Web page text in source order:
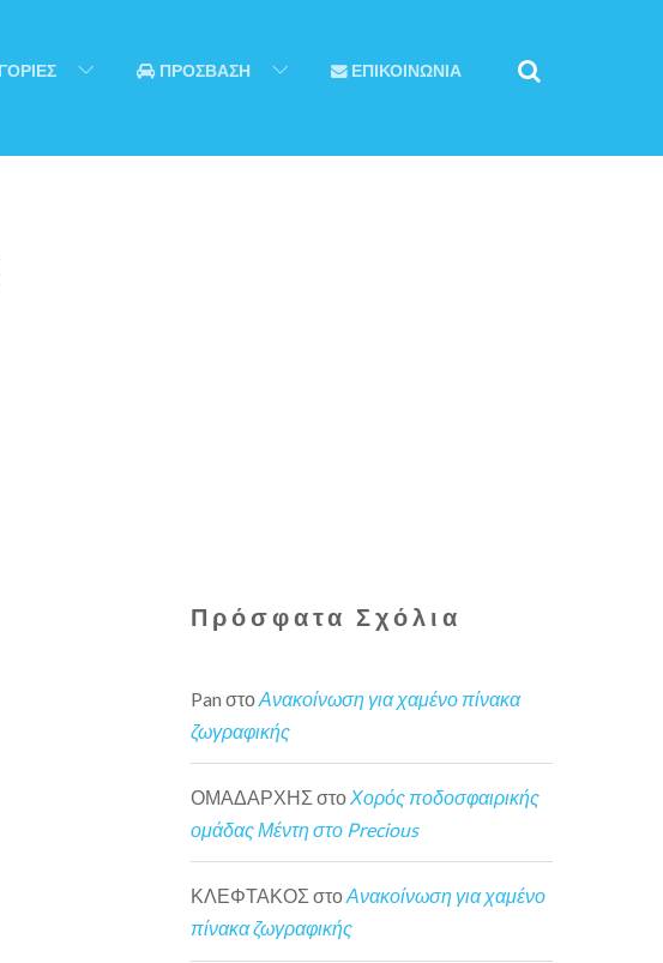
ΠΡΟΣΒΑΣΗ ΕΠΙΚΟΙΝΩΝΙΑ
Πρόσφατα Σχόλια
Pan στοΑνακοίνωση για χαμένο πίνακα
ζωγραφικής
ΟΜΑΔΑΡΧΗΣ στο Χορός ποδοσφαιρικής
ομάδας Μέντη στο Precious
ΚΛΕΦΤΑΚΟΣ στοΑνακοίνωση για χαμένο
πίνακα ζωγραφικής